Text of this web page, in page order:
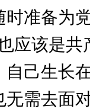
准备为
应该是
己生长
需去面